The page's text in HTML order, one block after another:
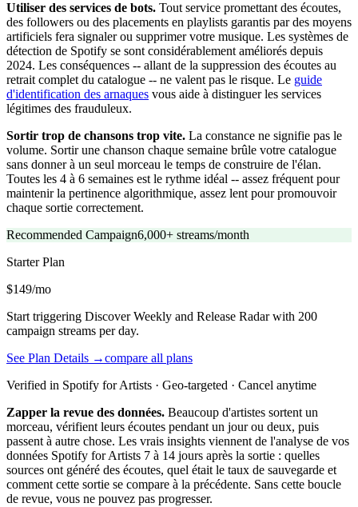
Utiliser des services de bots. Tout service promettant des écoutes,
des followers ou des placements en playlists garantis par des moyens
artificiels fera signaler ou supprimer votre musique. Les systèmes de
détection de Spotify se sont considérablement améliorés depuis
2024. Les conséquences -- allant de la suppression des écoutes au
retrait complet du catalogue -- ne valent pas le risque. Le guide
d'identification des arnaques vous aide à distinguer les services
légitimes des frauduleux.
Sortir trop de chansons trop vite. La constance ne signifie pas le
volume. Sortir une chanson chaque semaine brûle votre catalogue
sans donner à un seul morceau le temps de construire de l'élan.
Toutes les 4 à 6 semaines est le rythme idéal -- assez fréquent pour
maintenir la pertinence algorithmique, assez lent pour promouvoir
chaque sortie correctement.
Recommended Campaign6,000+ streams/month
StarterPlan
$149/mo
Start triggering Discover Weekly and Release Radar with 200
campaign streams per day.
See Plan Details →compare all plans
Verified in Spotify for Artists · Geo-targeted · Cancel anytime
Zapper la revue des données. Beaucoup d'artistes sortent un
morceau, vérifient leurs écoutes pendant un jour ou deux, puis
passent à autre chose. Les vrais insights viennent de l'analyse de vos
données Spotify for Artists 7 à 14 jours après la sortie : quelles
sources ont généré des écoutes, quel était le taux de sauvegarde et
comment cette sortie se compare à la précédente. Sans cette boucle
de revue, vous ne pouvez pas progresser.